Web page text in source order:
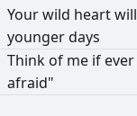
Yourwild heartwill
youngerdays
Think of me if ever
afraid"